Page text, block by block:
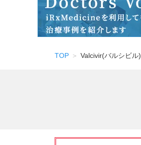
TOP Valcivir(バルシビル)